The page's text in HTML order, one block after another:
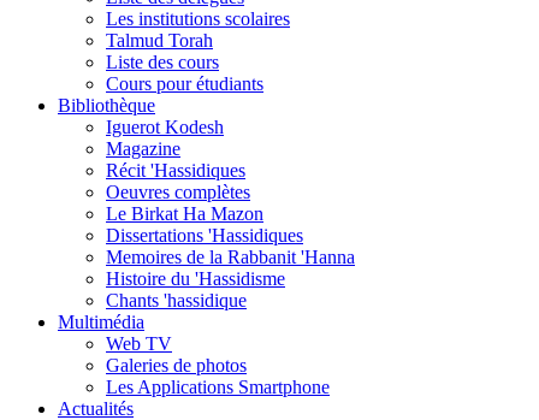
Les institutions scolaires
Talmud Torah
Liste des cours
Cours pour étudiants
Bibliothèque
Iguerot Kodesh
Magazine
Récit 'Hassidiques
Oeuvres complètes
Le Birkat Ha Mazon
Dissertations 'Hassidiques
Memoires de la Rabbanit 'Hanna
Histoire du 'Hassidisme
Chants 'hassidique
Multimédia
Web TV
Galeries de photos
Les Applications Smartphone
Actualités